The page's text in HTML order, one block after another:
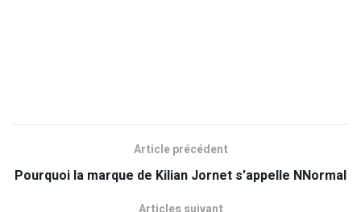
Article précédent
Pourquoi la marque de Kilian Jornet s’appelle NNormal